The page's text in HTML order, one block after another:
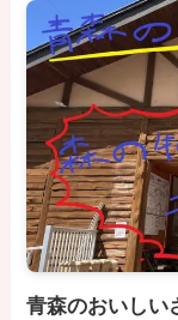
青森のおいしい